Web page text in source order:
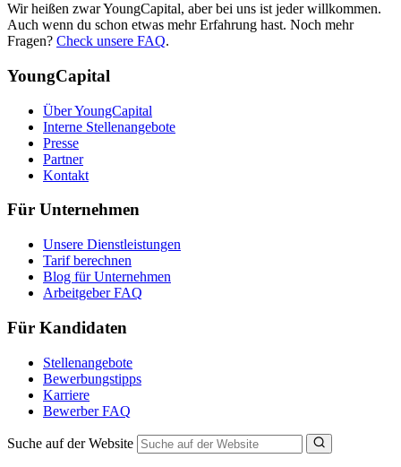
Wir heißen zwar YoungCapital, aber bei uns ist jeder willkommen.
Auch wenn du schon etwas mehr Erfahrung hast. Noch mehr
Fragen? Check unsere FAQ.
YoungCapital
Über YoungCapital
Interne Stellenangebote
Presse
Partner
Kontakt
Für Unternehmen
Unsere Dienstleistungen
Tarif berechnen
Blog für Unternehmen
Arbeitgeber FAQ
Für Kandidaten
Stellenangebote
Bewerbungstipps
Karriere
Bewerber FAQ
Suche auf der Website